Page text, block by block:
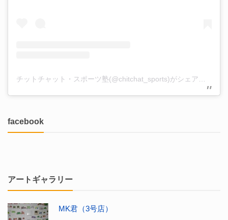
facebook
アートギャラリー
MK君（3号店）